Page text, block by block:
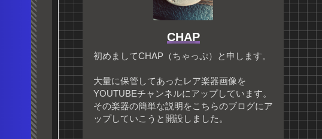
CHAP
初めましてCHAP（ちゃっぷ）と申します。
大量に保管してあったレア楽器画像を
YOUTUBEチャンネルにアップしています。
その楽器の簡単な説明をこちらのブログにア
ップしていこうと開設しました。